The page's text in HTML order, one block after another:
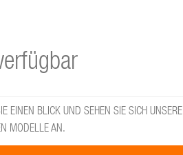
EINEN BLICK UND SEHEN SIE SICH UNSERE
MODELLE AN.